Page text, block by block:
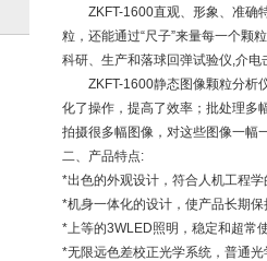
ZKFT-1600直观、形象、准确特
粒，还能通过“尺子”来量每一个颗
科研、生产和落球回弹试验仪,介
ZKFT-1600静态图像颗粒分析仪
化了操作，提高了效率；批处理多
拍摄很多幅图像，对这些图像一幅
二、产品特点:
*出色的外观设计，符合人机工程
*机身一体化的设计，使产品长期
*上等的3WLED照明，稳定和超常
*无限远色差校正光学系统，普通